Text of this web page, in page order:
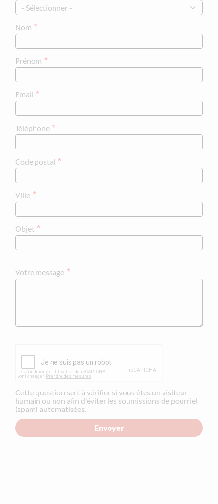
Photomaton
Distributeur de billets
Station essence
Livraison à domicile
Deliveroo, Uber Eat
To good to go
…
Nom
Prénom
Email
Téléphone
Code postal
Ville
Objet
Votre message
Cette question sert à vérifier si vous êtes un visiteur
humain ou non afin d'éviter les soumissions de pourriel
(spam) automatisées.